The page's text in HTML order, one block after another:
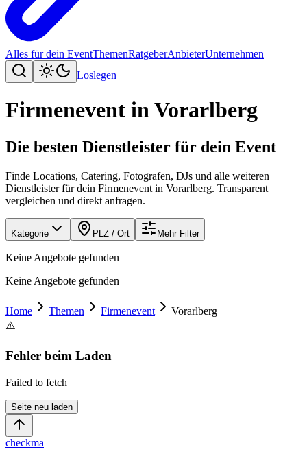
Alles für dein EventThemenRatgeberAnbieterUnternehmen
Loslegen
Firmenevent in Vorarlberg
Die besten Dienstleister für dein Event
Finde Locations, Catering, Fotografen, DJs und alle weiteren
Dienstleister für dein Firmenevent in Vorarlberg. Transparent
vergleichen und direkt anfragen.
Kategorie PLZ / Ort Mehr Filter
Keine Angebote gefunden
Keine Angebote gefunden
Home Themen Firmenevent
Vorarlberg
⚠️
Fehler beim Laden
Failed to fetch
Seite neu laden
checkma